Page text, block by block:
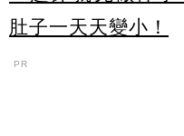
肚子一天天變小！
PR